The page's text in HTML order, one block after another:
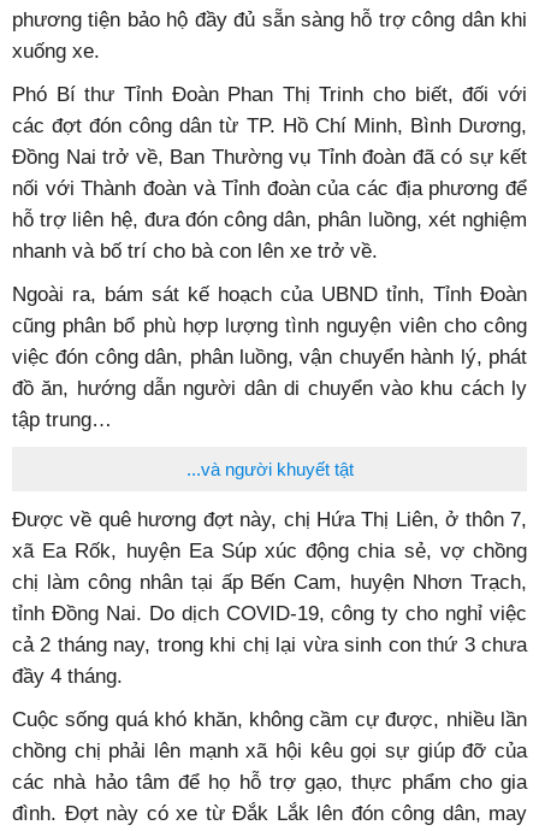
phương tiện bảo hộ đầy đủ sẵn sàng hỗ trợ công dân khi
xuống xe.
Phó Bí thư Tỉnh Đoàn Phan Thị Trinh cho biết, đối với
các đợt đón công dân từ TP. Hồ Chí Minh, Bình Dương,
Đồng Nai trở về, Ban Thường vụ Tỉnh đoàn đã có sự kết
nối với Thành đoàn và Tỉnh đoàn của các địa phương để
hỗ trợ liên hệ, đưa đón công dân, phân luồng, xét nghiệm
nhanh và bố trí cho bà con lên xe trở về.
Ngoài ra, bám sát kế hoạch của UBND tỉnh, Tỉnh Đoàn
cũng phân bổ phù hợp lượng tình nguyện viên cho công
việc đón công dân, phân luồng, vận chuyển hành lý, phát
đồ ăn, hướng dẫn người dân di chuyển vào khu cách ly
tập trung…
...và người khuyết tật
Được về quê hương đợt này, chị Hứa Thị Liên, ở thôn 7,
xã Ea Rốk, huyện Ea Súp xúc động chia sẻ, vợ chồng
chị làm công nhân tại ấp Bến Cam, huyện Nhơn Trạch,
tỉnh Đồng Nai. Do dịch COVID-19, công ty cho nghỉ việc
cả 2 tháng nay, trong khi chị lại vừa sinh con thứ 3 chưa
đầy 4 tháng.
Cuộc sống quá khó khăn, không cầm cự được, nhiều lần
chồng chị phải lên mạnh xã hội kêu gọi sự giúp đỡ của
các nhà hảo tâm để họ hỗ trợ gạo, thực phẩm cho gia
đình. Đợt này có xe từ Đắk Lắk lên đón công dân, may